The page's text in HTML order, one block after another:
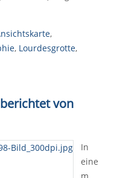
,
, Lourdesgrotte,
von
In
eine